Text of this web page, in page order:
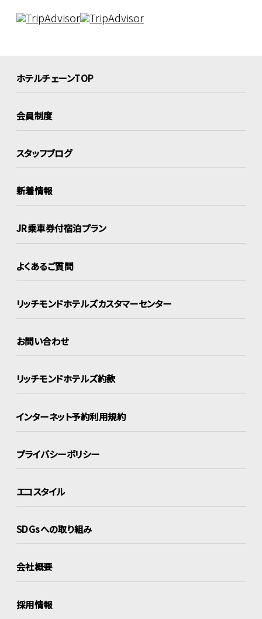
ホテルチェーンTOP
会員制度
スタッフブログ
新着情報
JR乗車券付宿泊プラン
よくあるご質問
リッチモンドホテルズカスタマーセンター
お問い合わせ
リッチモンドホテルズ約款
インターネット予約利用規約
プライバシーポリシー
エコスタイル
SDGsへの取り組み
会社概要
採用情報